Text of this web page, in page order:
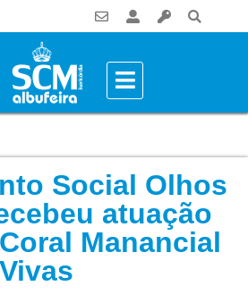
Social Olhos
atuação
Manancial